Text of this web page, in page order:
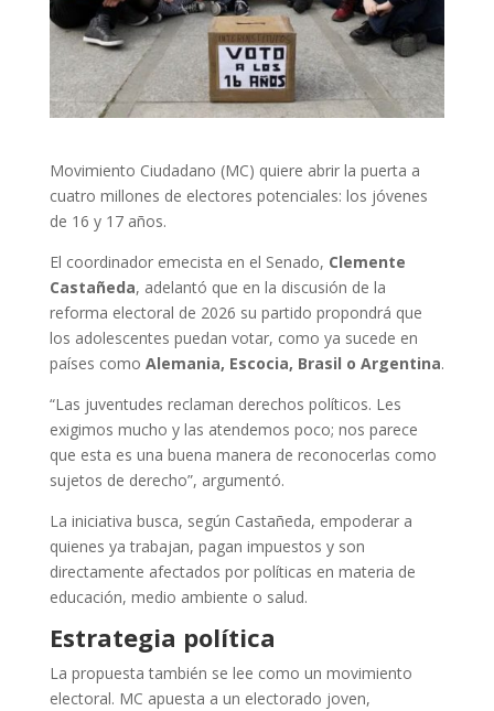
Movimiento Ciudadano (MC) quiere abrir la puerta a
cuatro millones de electores potenciales: los jóvenes
de 16 y 17 años.
El coordinador emecista en el Senado, Clemente
Castañeda, adelantó que en la discusión de la
reforma electoral de 2026 su partido propondrá que
los adolescentes puedan votar, como ya sucede en
países como Alemania, Escocia, Brasil o Argentina.
“Las juventudes reclaman derechos políticos. Les
exigimos mucho y las atendemos poco; nos parece
que esta es una buena manera de reconocerlas como
sujetos de derecho”, argumentó.
La iniciativa busca, según Castañeda, empoderar a
quienes ya trabajan, pagan impuestos y son
directamente afectados por políticas en materia de
educación, medio ambiente o salud.
Estrategia política
La propuesta también se lee como un movimiento
electoral. MC apuesta a un electorado joven,